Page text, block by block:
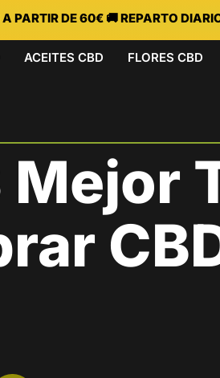
PARTIR DE 60€ 🚚 REPARTO
ACEITES CBD FLORES CBD
Mejor